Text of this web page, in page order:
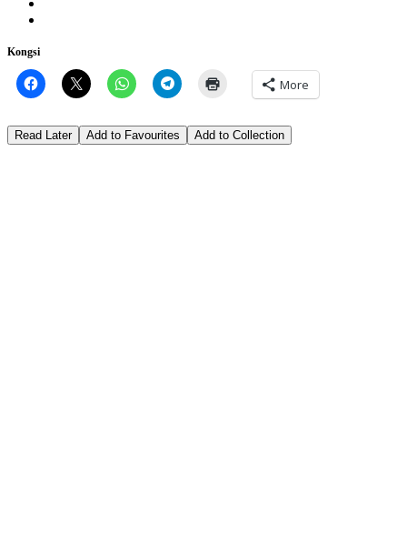
Kongsi
More
Read Later Add to Favourites Add to Collection